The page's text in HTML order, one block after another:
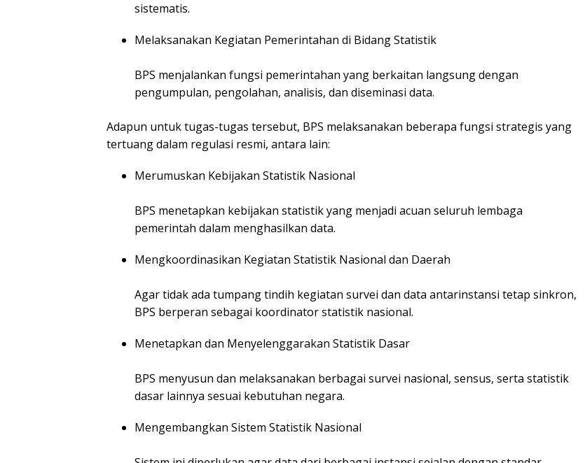
sistematis.
Melaksanakan Kegiatan Pemerintahan di Bidang Statistik
BPS menjalankan fungsi pemerintahan yang berkaitan langsung dengan
pengumpulan, pengolahan, analisis, dan diseminasi data.
Adapun untuk tugas-tugas tersebut, BPS melaksanakan beberapa fungsi strategis yang
tertuang dalam regulasi resmi, antara lain:
Merumuskan Kebijakan Statistik Nasional
BPS menetapkan kebijakan statistik yang menjadi acuan seluruh lembaga
pemerintah dalam menghasilkan data.
Mengkoordinasikan Kegiatan Statistik Nasional dan Daerah
Agar tidak ada tumpang tindih kegiatan survei dan data antarinstansi tetap sinkron,
BPS berperan sebagai koordinator statistik nasional.
Menetapkan dan Menyelenggarakan Statistik Dasar
BPS menyusun dan melaksanakan berbagai survei nasional, sensus, serta statistik
dasar lainnya sesuai kebutuhan negara.
Mengembangkan Sistem Statistik Nasional